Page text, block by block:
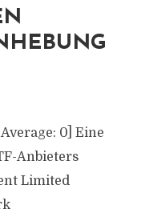
0] Eine
Anbieters
Limited